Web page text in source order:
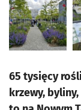
65 tysięcy
krzewy,